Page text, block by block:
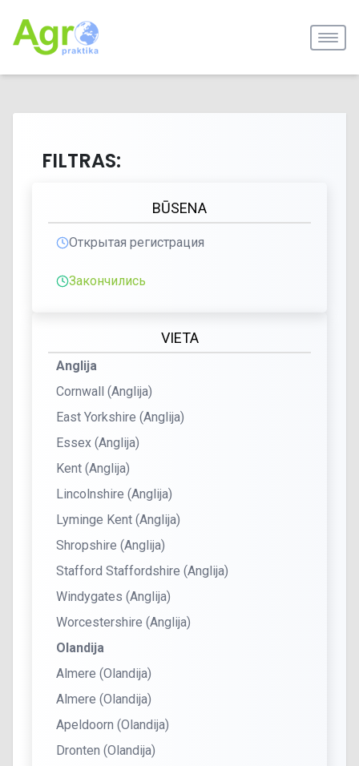
FILTRAS:
BŪSENA
Открытая регистрация
Закончились
VIETA
Anglija
Cornwall (Anglija)
East Yorkshire (Anglija)
Essex (Anglija)
Kent (Anglija)
Lincolnshire (Anglija)
Lyminge Kent (Anglija)
Shropshire (Anglija)
Stafford Staffordshire (Anglija)
Windygates (Anglija)
Worcestershire (Anglija)
Olandija
Almere (Olandija)
Almere (Olandija)
Apeldoorn (Olandija)
Dronten (Olandija)